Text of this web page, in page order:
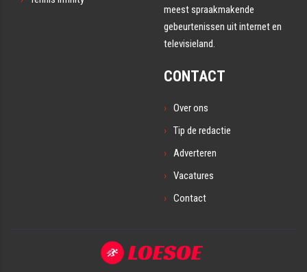
meest spraakmakende
gebeurtenissen uit internet en
televisieland.
CONTACT
Over ons
Tip de redactie
Adverteren
Vacatures
Contact